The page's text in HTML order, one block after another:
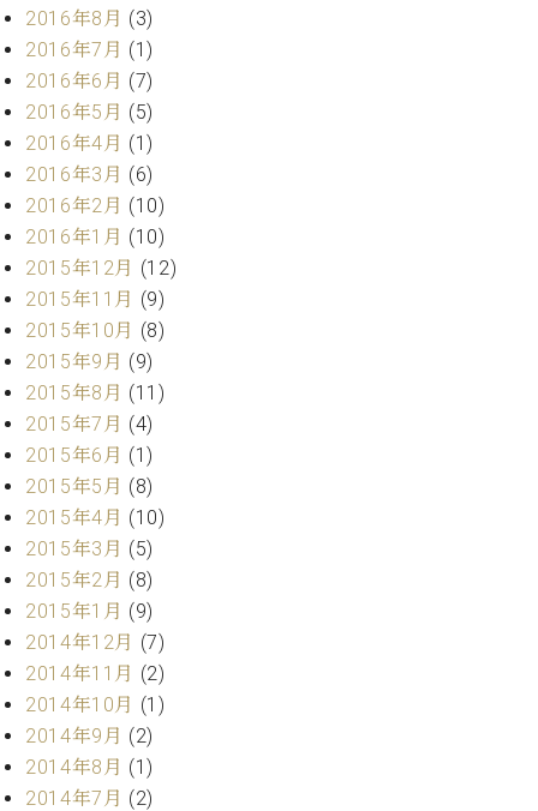
デ
ィ
シ
ョ
ン
W.
ホ
フ
マ
ン
ヴ
ィ
ジ
ョ
ン
C.BECHSTEIN
Digital(ベ
ヒ
シ
ュ
タ
イ
ン
デ
ジ
タ
ル)
ス
タ
ッ
ご
挨
拶
技
術
者
介
展示
情報
【ユ
ーロ
ピア
ノ特
選中
古】
イ
ベ
ン
情
報
八
王
子
2016年8月 (3)
2016年7月 (1)
2016年6月 (7)
2016年5月 (5)
2016年4月 (1)
2016年3月 (6)
2016年2月 (10)
2016年1月 (10)
2015年12月 (12)
2015年11月 (9)
2015年10月 (8)
2015年9月 (9)
2015年8月 (11)
2015年7月 (4)
2015年6月 (1)
2015年5月 (8)
2015年4月 (10)
2015年3月 (5)
2015年2月 (8)
2015年1月 (9)
2014年12月 (7)
2014年11月 (2)
2014年10月 (1)
2014年9月 (2)
2014年8月 (1)
2014年7月 (2)